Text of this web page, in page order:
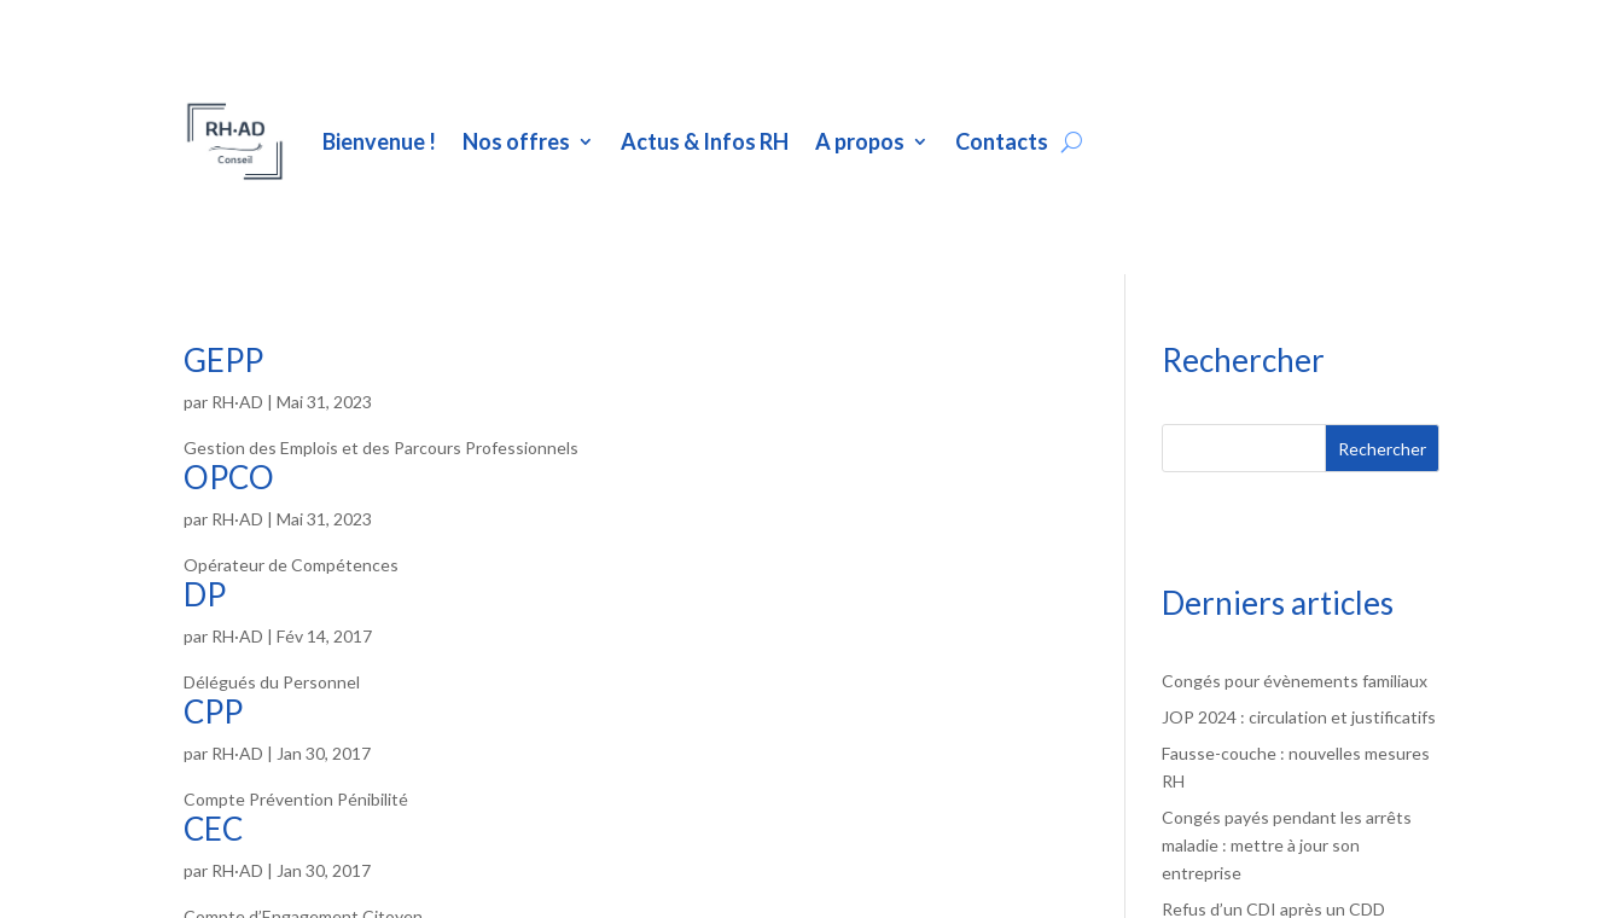
Bienvenue ! Nos offres Actus & Infos RH A propos Contacts
GEPP
par RH·AD | Mai 31, 2023
Gestion des Emplois et des Parcours Professionnels
OPCO
par RH·AD | Mai 31, 2023
Opérateur de Compétences
DP
par RH·AD | Fév 14, 2017
Délégués du Personnel
CPP
par RH·AD | Jan 30, 2017
Compte Prévention Pénibilité
CEC
par RH·AD | Jan 30, 2017
Rechercher
Rechercher
Derniers articles
Congés pour évènements familiaux
JOP 2024 : circulation et justificatifs
Fausse-couche : nouvelles mesures
RH
Congés payés pendant les arrêts
maladie : mettre à jour son
entreprise
Refus d’un CDI après un CDD